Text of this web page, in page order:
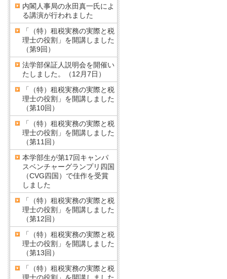
内閣人事局の永田真一氏によ
る講演が行われました
「（特）租税実務の実際と税
理士の役割」を開講しました
（第9回）
法学部保証人説明会を開催い
たしました。（12月7日）
「（特）租税実務の実際と税
理士の役割」を開講しました
（第10回）
「（特）租税実務の実際と税
理士の役割」を開講しました
（第11回）
本学部生が第17回キャンパ
スベンチャーグランプリ四国
（CVG四国）で佳作を受賞
しました
「（特）租税実務の実際と税
理士の役割」を開講しました
（第12回）
「（特）租税実務の実際と税
理士の役割」を開講しました
（第13回）
「（特）租税実務の実際と税